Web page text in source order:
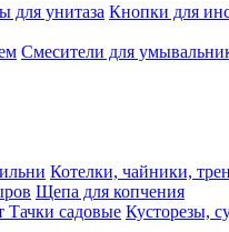
для унитаза Кнопки для
Смесители для
Котелки, чайники,
Щепа для копчения
Тачки садовые Кусторезы,